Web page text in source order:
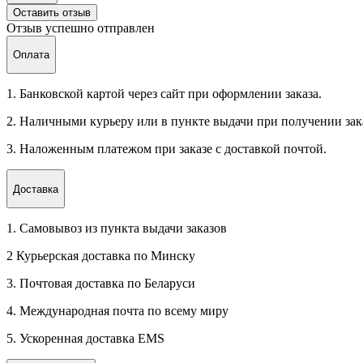
Оставить отзыв
Отзыв успешно отправлен
Оплата
1. Банковской картой через сайт при оформлении заказа.
2. Наличными курьеру или в пункте выдачи при получении
3. Наложенным платежом при заказе с доставкой почтой.
Доставка
1. Самовывоз из пункта выдачи заказов
2 Курьерская доставка по Минску
3. Почтовая доставка по Беларуси
4. Международная почта по всему миру
5. Ускоренная доставка EMS